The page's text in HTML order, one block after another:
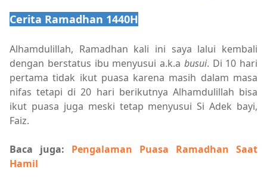
Cerita Ramadhan 1440H
Alhamdulillah, Ramadhan kali ini saya lalui kembali
dengan berstatus ibu menyusui a.k.a busui. Di 10 hari
pertama tidak ikut puasa karena masih dalam masa
nifas tetapi di 20 hari berikutnya Alhamdulillah bisa
ikut puasa juga meski tetap menyusui Si Adek bayi,
Faiz.
Baca juga: Pengalaman Puasa Ramadhan Saat
Hamil